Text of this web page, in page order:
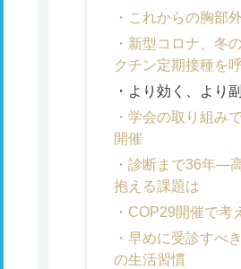
これからの胸部
新型コロナ、冬
クチン定期接種を
より効く、より
学会の取り組み
開催
診断まで36年―
抱える課題は
COP29開催で考
早めに受診すべ
の生活習慣